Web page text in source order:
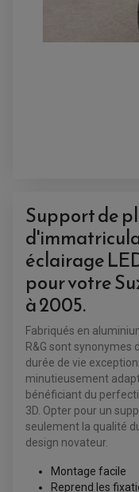
BAGAGERIE
BAGAGERIE
ACCESSOIRE
SELLE CONFORT
SUPPORT TOP
TOP CASE ET
ACCESSOIRES
ACCESSOIRES
BOUCHON DE
GUIDON QUAD
KIT DÉCO QUAD /
KIT POIGNÉE DE
POIGNÉE QUAD
PONTETS /
BAGAGERIE /
COFFRE / TOP
TREUIL ET
ÉCHAPPEMENT
ENTRETIEN
BATTERIE
ÉQUIPEMENT
ACCESSOIRES
PLAQUE PHARE
COMPTEUR
DÉMARREUR
CONDENSATEUR
BOBINE
Support de
éclairage
pour votre
à 2005.
Fabriqués en
R&G sont synonymes
durée de vie
minutieusement
bénéficiant du
3D. Opter pour un
seulement la qualité
design novateur.
Montage facile
Reprend les